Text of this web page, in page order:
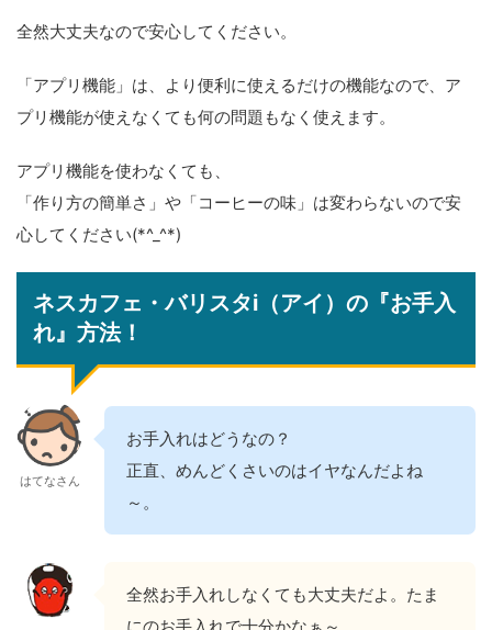
全然大丈夫なので安心してください。
「アプリ機能」は、より便利に使えるだけの機能なので、ア
プリ機能が使えなくても何の問題もなく使えます。
アプリ機能を使わなくても、
「作り方の簡単さ」や「コーヒーの味」は変わらないので安
心してください(*^_^*)
ネスカフェ・バリスタi（アイ）の『お手入
れ』方法！
はてなさん
お手入れはどうなの？
正直、めんどくさいのはイヤなんだよね
～。
全然お手入れしなくても大丈夫だよ。たま
にのお手入れで十分かなぁ～。